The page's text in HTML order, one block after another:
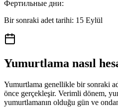
Фертильные дни:
Bir sonraki adet tarihi: 15 Eylül
Yumurtlama nasıl
Yumurtlama genellikle bir sonraki
önce gerçekleşir. Verimli dönem,
yumurtlamanın olduğu gün ve